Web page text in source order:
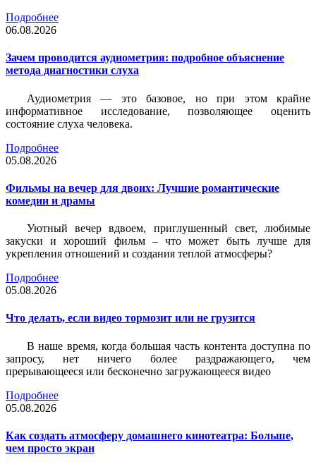
Подробнее
06.08.2026
Зачем проводится аудиометрия: подробное объяснение
метода диагностики слуха
Аудиометрия — это базовое, но при этом крайне
информативное исследование, позволяющее оценить
состояние слуха человека.
Подробнее
05.08.2026
Фильмы на вечер для двоих: Лучшие романтические
комедии и драмы
Уютный вечер вдвоем, приглушенный свет, любимые
закуски и хороший фильм – что может быть лучше для
укрепления отношений и создания теплой атмосферы?
Подробнее
05.08.2026
Что делать, если видео тормозит или не грузится
В наше время, когда большая часть контента доступна по
запросу, нет ничего более раздражающего, чем
прерывающееся или бесконечно загружающееся видео
Подробнее
05.08.2026
Как создать атмосферу домашнего кинотеатра: Больше,
чем просто экран